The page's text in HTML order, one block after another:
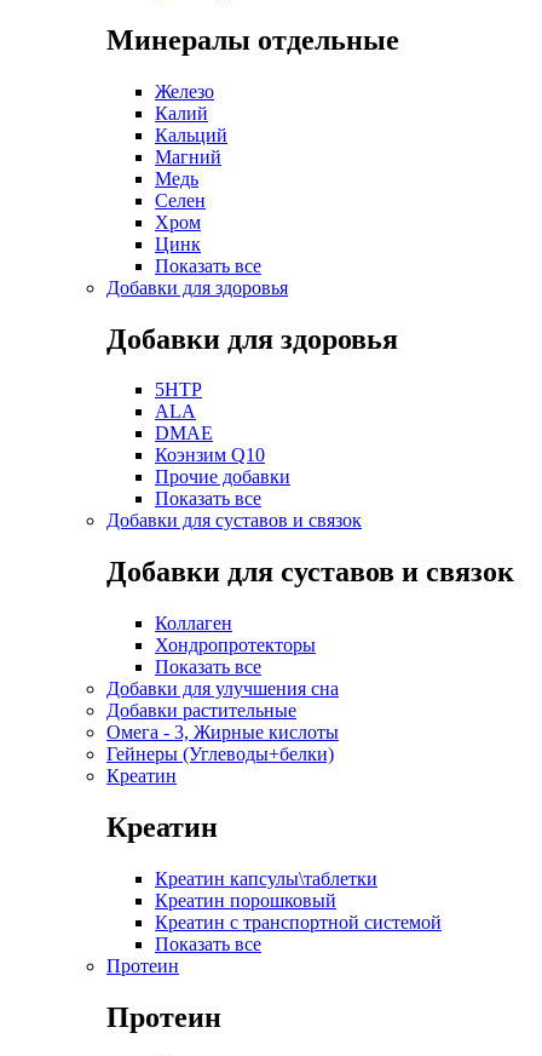
Минералы отдельные
Железо
Калий
Кальций
Магний
Медь
Селен
Хром
Цинк
Показать все
Добавки для здоровья
Добавки для здоровья
5HTP
ALA
DMAE
Коэнзим Q10
Прочие добавки
Показать все
Добавки для суставов и связок
Добавки для суставов и связок
Коллаген
Хондропротекторы
Показать все
Добавки для улучшения сна
Добавки растительные
Омега - 3, Жирные кислоты
Гейнеры (Углеводы+белки)
Креатин
Креатин
Креатин капсулы\таблетки
Креатин порошковый
Креатин с транспортной системой
Показать все
Протеин
Протеин